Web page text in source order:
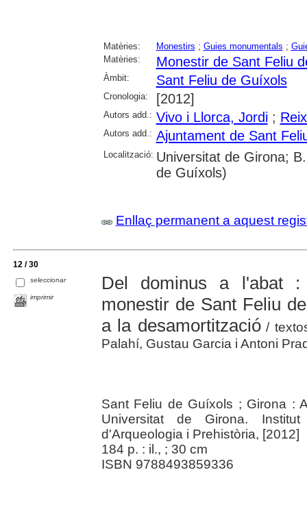
Matèries: Monestirs ; Guies monumentals ;
Matèries:
Monestir de Sant Feliu
Àmbit: Sant Feliu de Guíxols
Cronologia: [2012]
Autors add.: Vivo i Llorca, Jordi;
Autors add.: Ajuntament de Sant
Localització: Universitat de Girona;
de Guíxols)
Enllaç permanent a aquest
12 / 30
seleccionar
imprimir
Del dominus a l'abat
monestir de Sant Feliu
a la desamortització/
Palahí, Gustau Garcia i Antoni
Sant Feliu de Guíxols ; Girona :
Universitat de Girona.
d'Arqueologia i Prehistòria, [2012]
184 p. : il., ; 30 cm
ISBN 9788493859336